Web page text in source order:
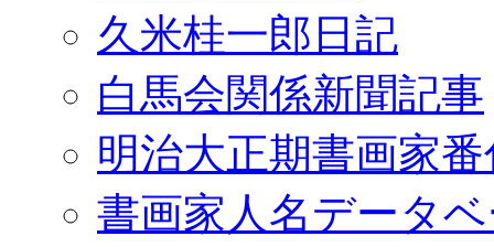
久米桂一郎日記
白馬会関係新聞記事
明治大正期書画家
書画家人名データ